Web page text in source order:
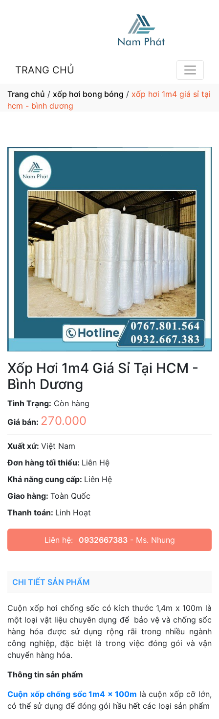
TRANG CHỦ
Trang chủ / xốp hơi bong bóng / xốp hơi 1m4 giá sỉ tại
hcm - bình dương
Xốp Hơi 1m4 Giá Sỉ Tại HCM -
Bình Dương
Tình Trạng: Còn hàng
Giá bán: 270.000
Xuất xứ: Việt Nam
Đơn hàng tối thiểu: Liên Hệ
Khả năng cung cấp: Liên Hệ
Giao hàng: Toàn Quốc
Thanh toán: Linh Hoạt
Liên hệ: 0932667383- Ms. Nhung
CHI TIẾT SẢN PHẨM
Cuộn xốp hơi chống sốc có kích thước 1,4m x 100m là
một loại vật liệu chuyên dụng để bảo vệ và chống sốc
hàng hóa được sử dụng rộng rãi trong nhiều ngành
công nghiệp, đặc biệt là trong việc đóng gói và vận
chuyển hàng hóa.
Thông tin sản phẩm
Cuộn xốp chống sốc 1m4 x 100m là cuộn xốp cỡ lớn,
có thể sử dụng để đóng gói hầu hết các loại sản phẩm